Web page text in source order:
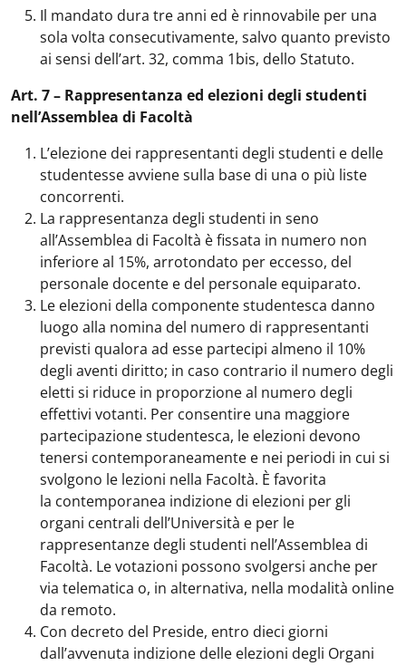
Il mandato dura tre anni ed è rinnovabile per una
sola volta consecutivamente, salvo quanto previsto
ai sensi dell’art. 32, comma 1bis, dello Statuto.
Art. 7 – Rappresentanza ed elezioni degli studenti
nell’Assemblea di Facoltà
L’elezione dei rappresentanti degli studenti e delle
studentesse avviene sulla base di una o più liste
concorrenti.
La rappresentanza degli studenti in seno
all’Assemblea di Facoltà è fissata in numero non
inferiore al 15%, arrotondato per eccesso, del
personale docente e del personale equiparato.
Le elezioni della componente studentesca danno
luogo alla nomina del numero di rappresentanti
previsti qualora ad esse partecipi almeno il 10%
degli aventi diritto; in caso contrario il numero degli
eletti si riduce in proporzione al numero degli
effettivi votanti. Per consentire una maggiore
partecipazione studentesca, le elezioni devono
tenersi contemporaneamente e nei periodi in cui si
svolgono le lezioni nella Facoltà. È favorita
la contemporanea indizione di elezioni per gli
organi centrali dell’Università e per le
rappresentanze degli studenti nell’Assemblea di
Facoltà. Le votazioni possono svolgersi anche per
via telematica o, in alternativa, nella modalità online
da remoto.
Con decreto del Preside, entro dieci giorni
dall’avvenuta indizione delle elezioni degli Organi